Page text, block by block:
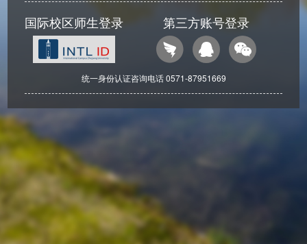
国际校区师生登录 第三方账号登录
统一身份认证咨询电话 0571-87951669